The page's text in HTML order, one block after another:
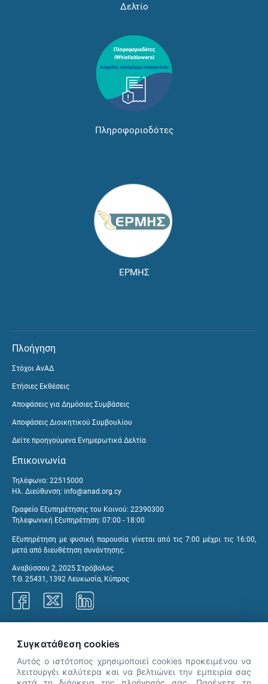
Δελτίο
Πληροφοριοδότες
ΕΡΜΗΣ
Πλοήγηση
Στόχοι ΑνΑΔ
Ετήσιες Εκθέσεις
Αποφάσεις για Δημόσιες Συμβάσεις
Αποφάσεις Διοικητικού Συμβουλίου
Δείτε προηγούμενα Ενημερωτικά Δελτία
Επικοινωνία
Τηλέφωνο: 22515000
Ηλ. Διεύθυνση: info@anad.org.cy
Γραφείο Εξυπηρέτησης του Κοινού: 22390300
Τηλεφωνική Εξυπηρέτηση: 07:00 - 18:00
Εξυπηρέτηση με φυσική παρουσία γίνεται από τις 7:00 μέχρι τις 16:00,
μετά από διευθέτηση συνάντησης.
Αναβύσσου 2, 2025 Στρόβολος
Τ.Θ. 25431, 1392 Λευκωσία, Κύπρος
Συγκατάθεση cookies
Αυτός ο ιστότοπος χρησιμοποιεί cookies προκειμένου να
λειτουργέι καλύτερα και να βελτιώνει την εμπειρία σας